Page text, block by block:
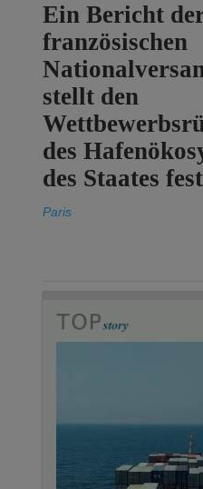
Ein Bericht
französischen
stellt den
des
des Staates
Paris